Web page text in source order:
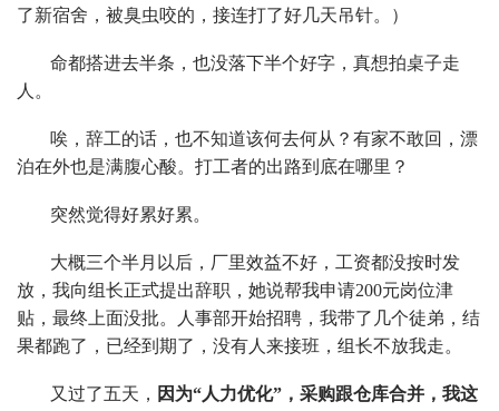
了新宿舍，被臭虫咬的，接连打了好几天吊针。）
命都搭进去半条，也没落下半个好字，真想拍桌子走
人。
唉，辞工的话，也不知道该何去何从？有家不敢回，漂
泊在外也是满腹心酸。打工者的出路到底在哪里？
突然觉得好累好累。
大概三个半月以后，厂里效益不好，工资都没按时发
放，我向组长正式提出辞职，她说帮我申请200元岗位津
贴，最终上面没批。人事部开始招聘，我带了几个徒弟，结
果都跑了，已经到期了，没有人来接班，组长不放我走。
又过了五天， 因为“人力优化”，采购跟仓库合并，我这